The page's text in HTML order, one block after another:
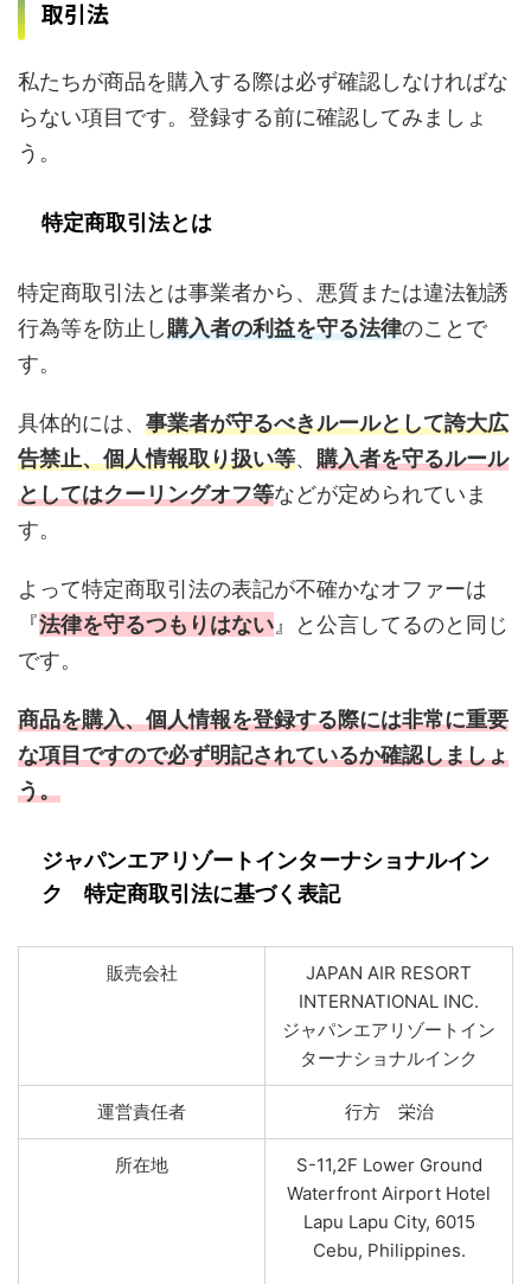
取引法
私たちが商品を購入する際は必ず確認しなければな
らない項目です。登録する前に確認してみましょ
う。
特定商取引法とは
特定商取引法とは事業者から、悪質または違法勧誘
行為等を防止し購入者の利益を守る法律のことで
す。
具体的には、 事業者が守るべきルールとして誇大広
告禁止、個人情報取り扱い等、 購入者を守るルール
としてはクーリングオフ等などが定められていま
す。
よって特定商取引法の表記が不確かなオファーは
『法律を守るつもりはない』と公言してるのと同じ
です。
商品を購入、個人情報を登録する際には非常に重要
な項目ですので必ず明記されているか確認しましょ
う。
ジャパンエアリゾートインターナショナルイン
ク 特定商取引法に基づく表記
販売会社
JAPAN AIR RESORT
INTERNATIONAL INC.
ジャパンエアリゾートイン
ターナショナルインク
運営責任者 行方 栄治
所在地
S-11,2F Lower Ground
Waterfront Airport Hotel
Lapu Lapu City, 6015
Cebu, Philippines.